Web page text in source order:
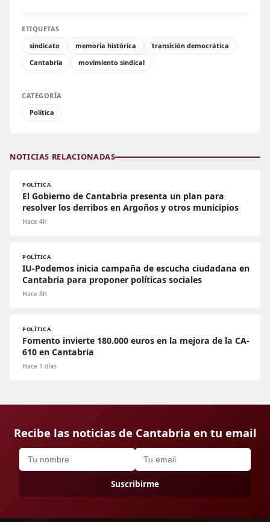
ETIQUETAS
sindicato
memoria histórica
transición democrática
Cantabria
movimiento sindical
CATEGORÍA
Política
NOTICIAS RELACIONADAS
POLÍTICA
El Gobierno de Cantabria presenta un plan para
resolver los derribos en Argoños y otros municipios
Hace 4h
POLÍTICA
IU-Podemos inicia campaña de escucha ciudadana en
Cantabria para proponer políticas sociales
Hace 8h
POLÍTICA
Fomento invierte 180.000 euros en la mejora de la CA-
610 en Cantabria
Hace 1 días
Recibe las noticias de Cantabria en tu email
Suscribirme